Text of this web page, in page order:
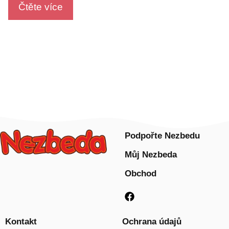
5
Čtěte více
Podpořte Nezbedu
Můj Nezbeda
Obchod
Kontakt Ochrana údajů